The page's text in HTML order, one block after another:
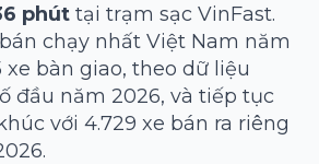
phút tại trạm sạc VinFast.
chạy nhất Việt Nam năm
xe bàn giao, theo dữ liệu
đầu năm 2026, và tiếp tục
với 4.729 xe bán ra riêng